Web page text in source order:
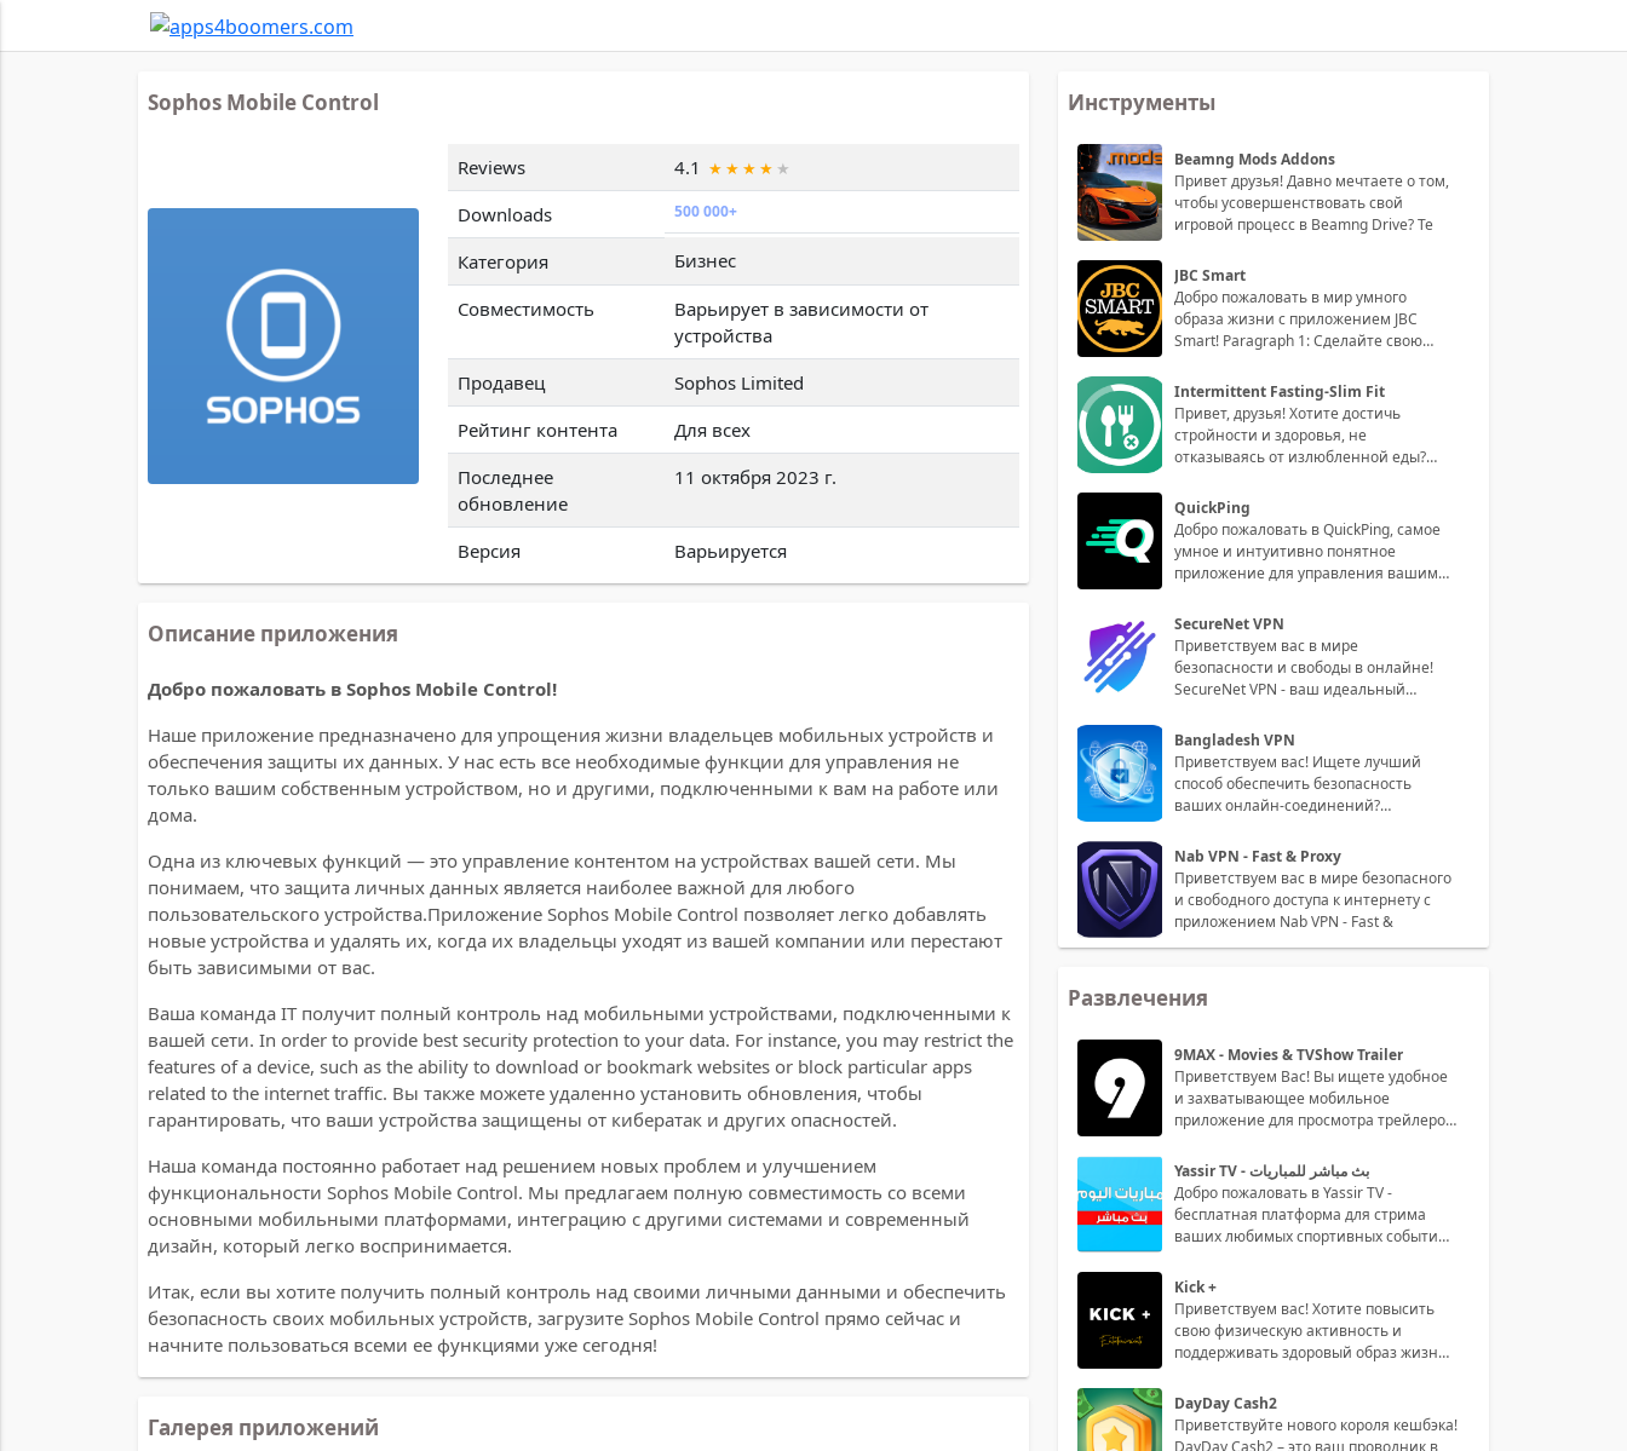
Sophos Mobile Control
Reviews
4.1
Downloads
500 000+
Категория
Бизнес
Совместимость
Варьирует в зависимости от
устройства
Продавец
Sophos Limited
Рейтинг контента
Для всех
Последнее
обновление
11 октября 2023 г.
Версия Варьируется
Описание приложения
Добро пожаловать в Sophos Mobile Control!
Наше приложение предназначено для упрощения жизни владельцев мобильных устройств и
обеспечения защиты их данных. У нас есть все необходимые функции для управления не
только вашим собственным устройством, но и другими, подключенными к вам на работе или
дома.
Одна из ключевых функций — это управление контентом на устройствах вашей сети. Мы
понимаем, что защита личных данных является наиболее важной для любого
пользовательского устройства.Приложение Sophos Mobile Control позволяет легко добавлять
новые устройства и удалять их, когда их владельцы уходят из вашей компании или перестают
быть зависимыми от вас.
Ваша команда IT получит полный контроль над мобильными устройствами, подключенными к
вашей сети. In order to provide best security protection to your data. For instance, you may restrict the
features of a device, such as the ability to download or bookmark websites or block particular apps
related to the internet traffic. Вы также можете удаленно установить обновления, чтобы
гарантировать, что ваши устройства защищены от кибератак и других опасностей.
Наша команда постоянно работает над решением новых проблем и улучшением
функциональности Sophos Mobile Control. Мы предлагаем полную совместимость со всеми
основными мобильными платформами, интеграцию с другими системами и современный
дизайн, который легко воспринимается.
Итак, если вы хотите получить полный контроль над своими личными данными и обеспечить
безопасность своих мобильных устройств, загрузите Sophos Mobile Control прямо сейчас и
начните пользоваться всеми ее функциями уже сегодня!
Галерея приложений
Инструменты
Beamng Mods Addons
Привет друзья! Давно мечтаете о том,
чтобы усовершенствовать свой
игровой процесс в Beamng Drive? Те
JBC Smart
Добро пожаловать в мир умного
образа жизни с приложением JBC
Smart! Paragraph 1: Сделайте свою
Intermittent Fasting-Slim Fit
Привет, друзья! Хотите достичь
стройности и здоровья, не
отказываясь от излюбленной еды?
QuickPing
Добро пожаловать в QuickPing, самое
умное и интуитивно понятное
приложение для управления вашими
SecureNet VPN
Приветствуем вас в мире
безопасности и свободы в онлайне!
SecureNet VPN - ваш идеальный
Bangladesh VPN
Приветствуем вас! Ищете лучший
способ обеспечить безопасность
ваших онлайн-соединений?
Nab VPN - Fast & Proxy
Приветствуем вас в мире безопасного
и свободного доступа к интернету с
приложением Nab VPN - Fast &
Развлечения
9MAX - Movies & TVShow Trailer
Приветствуем Вас! Вы ищете удобное
и захватывающее мобильное
приложение для просмотра трейлеров
Yassir TV - بث مباشر للمباريات
Добро пожаловать в Yassir TV -
бесплатная платформа для стрима
ваших любимых спортивных событий
Kick +
Приветствуем вас! Хотите повысить
свою физическую активность и
поддерживать здоровый образ жизни?
DayDay Cash2
Приветствуйте нового короля кешбэка!
DayDay Cash2 – это ваш проводник в